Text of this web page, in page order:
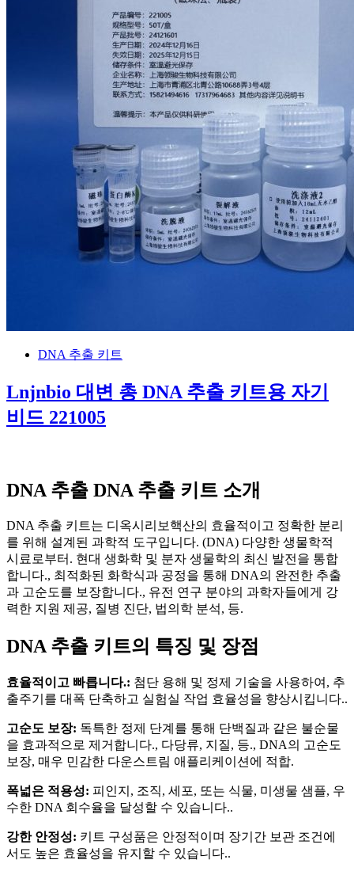
DNA 추출 키트
Lnjnbio 대변 총 DNA 추출 키트용 자기
비드 221005
DNA 추출 DNA 추출 키트 소개
DNA 추출 키트는 디옥시리보핵산의 효율적이고 정확한 분리
를 위해 설계된 과학적 도구입니다. (DNA) 다양한 생물학적
시료로부터. 현대 생화학 및 분자 생물학의 최신 발전을 통합
합니다., 최적화된 화학식과 공정을 통해 DNA의 완전한 추출
과 고순도를 보장합니다., 유전 연구 분야의 과학자들에게 강
력한 지원 제공, 질병 진단, 법의학 분석, 등.
DNA 추출 키트의 특징 및 장점
효율적이고 빠릅니다.: 첨단 용해 및 정제 기술을 사용하여, 추
출주기를 대폭 단축하고 실험실 작업 효율성을 향상시킵니다..
고순도 보장: 독특한 정제 단계를 통해 단백질과 같은 불순물
을 효과적으로 제거합니다., 다당류, 지질, 등., DNA의 고순도
보장, 매우 민감한 다운스트림 애플리케이션에 적합.
폭넓은 적용성: 피인지, 조직, 세포, 또는 식물, 미생물 샘플, 우
수한 DNA 회수율을 달성할 수 있습니다..
강한 안정성: 키트 구성품은 안정적이며 장기간 보관 조건에
서도 높은 효율성을 유지할 수 있습니다..